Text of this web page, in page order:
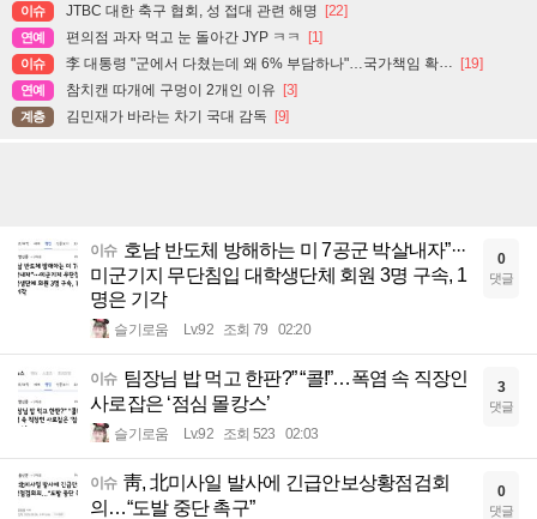
이슈 JTBC 대한 축구 협회, 성 접대 관련 해명 [22]
연예 편의점 과자 먹고 눈 돌아간 JYP ㅋㅋ [1]
이슈 李 대통령 "군에서 다쳤는데 왜 6% 부담하나"…국가책임 확대 주문 [19]
연예 참치캔 따개에 구멍이 2개인 이유 [3]
계층 김민재가 바라는 차기 국대 감독 [9]
이슈 호남 반도체 방해하는 미 7공군 박살내자”···
미군기지 무단침입 대학생단체 회원 3명 구속, 1
명은 기각
슬기로움 Lv.92 조회 79 02:20
0
댓글
이슈 팀장님 밥 먹고 한판?” “콜!”…폭염 속 직장인
사로잡은 ‘점심 몰캉스’
슬기로움 Lv.92 조회 523 02:03
3
댓글
이슈 靑, 北미사일 발사에 긴급안보상황점검회
의…“도발 중단 촉구”
0
댓글